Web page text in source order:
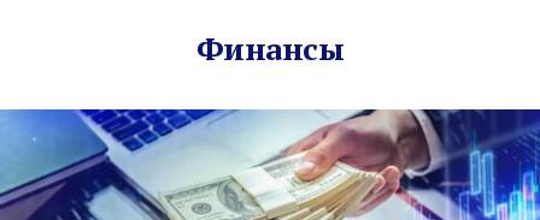
Финансы